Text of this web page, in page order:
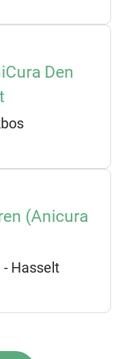
Den
(Anicura
Hasselt